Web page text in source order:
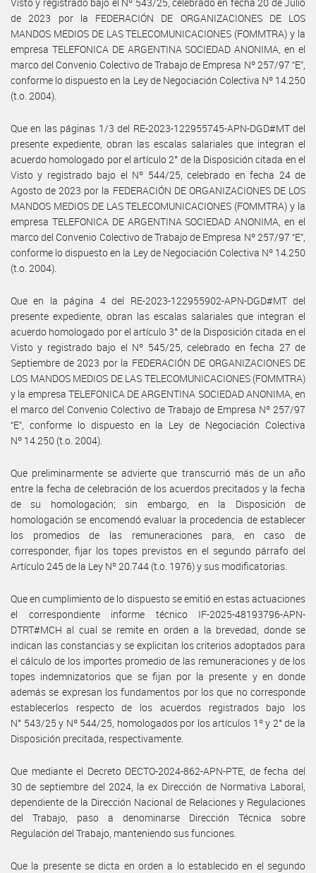
de 2023 por la FEDERACIÓN DE ORGANIZACIONES DE LOS
MANDOS MEDIOS DE LAS TELECOMUNICACIONES (FOMMTRA) y la
empresa TELEFONICA DE ARGENTINA SOCIEDAD ANONIMA, en el
marco del Convenio Colectivo de Trabajo de Empresa Nº 257/97 “E”,
conforme lo dispuesto en la Ley de Negociación Colectiva Nº 14.250
(t.o. 2004).
Que en las páginas 1/3 del RE-2023-122955745-APN-DGD#MT del
presente expediente, obran las escalas salariales que integran el
acuerdo homologado por el artículo 2° de la Disposición citada en el
Visto y registrado bajo el Nº 544/25, celebrado en fecha 24 de
Agosto de 2023 por la FEDERACIÓN DE ORGANIZACIONES DE LOS
MANDOS MEDIOS DE LAS TELECOMUNICACIONES (FOMMTRA) y la
empresa TELEFONICA DE ARGENTINA SOCIEDAD ANONIMA, en el
marco del Convenio Colectivo de Trabajo de Empresa Nº 257/97 “E”,
conforme lo dispuesto en la Ley de Negociación Colectiva Nº 14.250
(t.o. 2004).
Que en la página 4 del RE-2023-122955902-APN-DGD#MT del
presente expediente, obran las escalas salariales que integran el
acuerdo homologado por el artículo 3° de la Disposición citada en el
Visto y registrado bajo el Nº 545/25, celebrado en fecha 27 de
Septiembre de 2023 por la FEDERACIÓN DE ORGANIZACIONES DE
LOS MANDOS MEDIOS DE LAS TELECOMUNICACIONES (FOMMTRA)
y la empresa TELEFONICA DE ARGENTINA SOCIEDAD ANONIMA, en
el marco del Convenio Colectivo de Trabajo de Empresa Nº 257/97
“E”, conforme lo dispuesto en la Ley de Negociación Colectiva
Nº 14.250 (t.o. 2004).
Que preliminarmente se advierte que transcurrió más de un año
entre la fecha de celebración de los acuerdos precitados y la fecha
de su homologación; sin embargo, en la Disposición de
homologación se encomendó evaluar la procedencia de establecer
los promedios de las remuneraciones para, en caso de
corresponder, fijar los topes previstos en el segundo párrafo del
Artículo 245 de la Ley Nº 20.744 (t.o. 1976) y sus modificatorias.
Que en cumplimiento de lo dispuesto se emitió en estas actuaciones
el correspondiente informe técnico IF-2025-48193796-APN-
DTRT#MCH al cual se remite en orden a la brevedad, donde se
indican las constancias y se explicitan los criterios adoptados para
el cálculo de los importes promedio de las remuneraciones y de los
topes indemnizatorios que se fijan por la presente y en donde
además se expresan los fundamentos por los que no corresponde
establecerlos respecto de los acuerdos registrados bajo los
N° 543/25 y Nº 544/25, homologados por los artículos 1º y 2° de la
Disposición precitada, respectivamente.
Que mediante el Decreto DECTO-2024-862-APN-PTE, de fecha del
30 de septiembre del 2024, la ex Dirección de Normativa Laboral,
dependiente de la Dirección Nacional de Relaciones y Regulaciones
del Trabajo, paso a denominarse Dirección Técnica sobre
Regulación del Trabajo, manteniendo sus funciones.
Que la presente se dicta en orden a lo establecido en el segundo